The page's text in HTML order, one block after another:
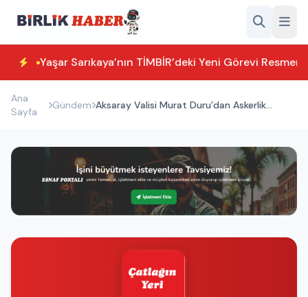
Yaşar Sarıkaya’nın TİMBİR’deki Yeni Görevi
Ana
Sayfa
Gündem Aksaray Valisi Murat Duru’dan Askerlik